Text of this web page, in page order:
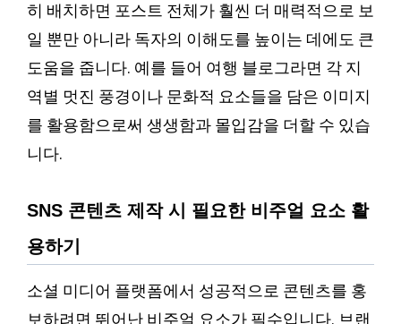
히 배치하면 포스트 전체가 훨씬 더 매력적으로 보
일 뿐만 아니라 독자의 이해도를 높이는 데에도 큰
도움을 줍니다. 예를 들어 여행 블로그라면 각 지
역별 멋진 풍경이나 문화적 요소들을 담은 이미지
를 활용함으로써 생생함과 몰입감을 더할 수 있습
니다.
SNS 콘텐츠 제작 시 필요한 비주얼 요소 활
용하기
소셜 미디어 플랫폼에서 성공적으로 콘텐츠를 홍
보하려면 뛰어난 비주얼 요소가 필수입니다. 브랜